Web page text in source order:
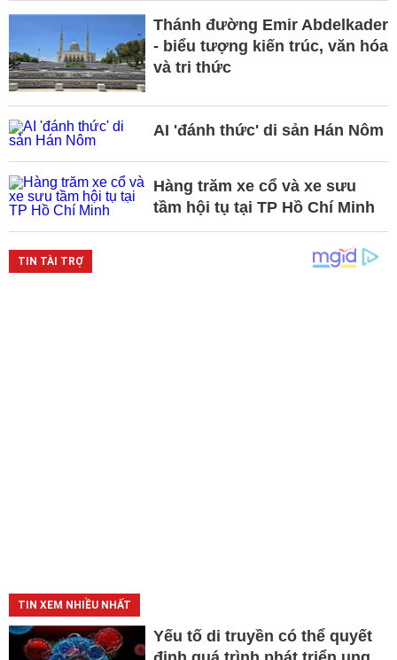
Thánh đường Emir Abdelkader
- biểu tượng kiến trúc, văn hóa
và tri thức
AI 'đánh thức' di sản Hán Nôm
Hàng trăm xe cổ và xe sưu
tầm hội tụ tại TP Hồ Chí Minh
TIN XEM NHIỀU NHẤT
Yếu tố di truyền có thể quyết